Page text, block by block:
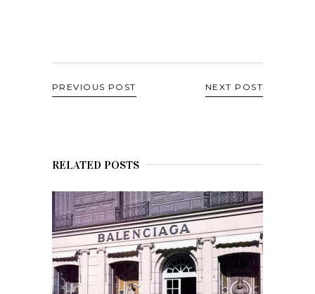
PREVIOUS POST NEXT POST
RELATED POSTS